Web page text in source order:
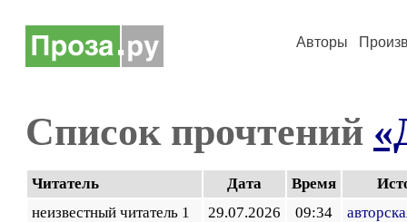
Авторы
Список прочтений
Читатель Дата Время
неизвестный читатель 1
29.07.2026 09:34